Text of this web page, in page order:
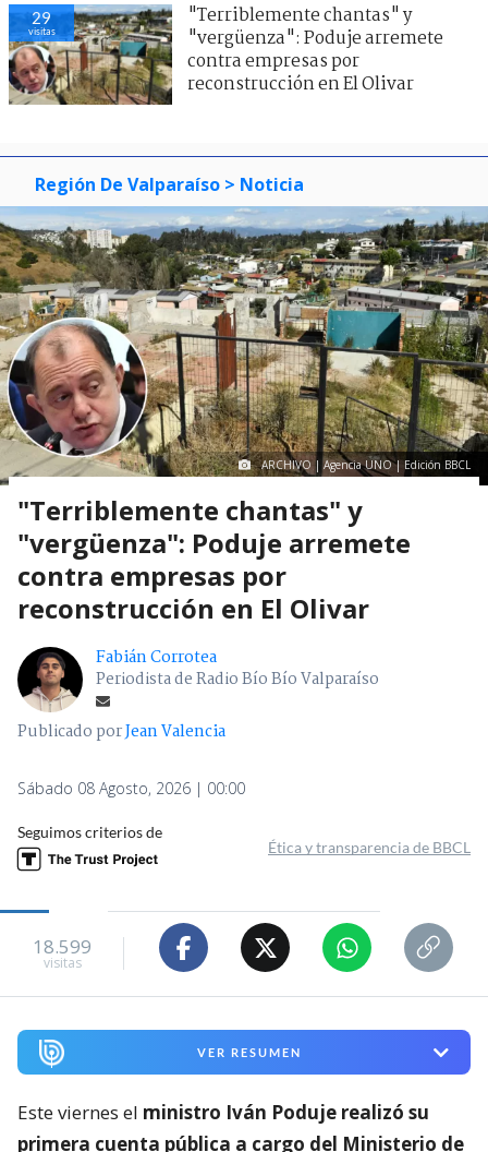
29
visitas
"Terriblemente chantas" y
"vergüenza": Poduje arremete
contra empresas por
reconstrucción en El Olivar
Región De Valparaíso > Noticia
ARCHIVO | Agencia UNO | Edición BBCL
"Terriblemente chantas" y
"vergüenza": Poduje arremete
contra empresas por
reconstrucción en El Olivar
Fabián Corrotea
Periodista de Radio Bío Bío Valparaíso
Publicado porJean Valencia
Sábado 08 Agosto, 2026 | 00:00
Seguimos criterios de
Ética y transparencia de BBCL
18.599
visitas
VER RESUMEN
Este viernes el ministro Iván Poduje realizó su
primera cuenta pública a cargo del Ministerio de